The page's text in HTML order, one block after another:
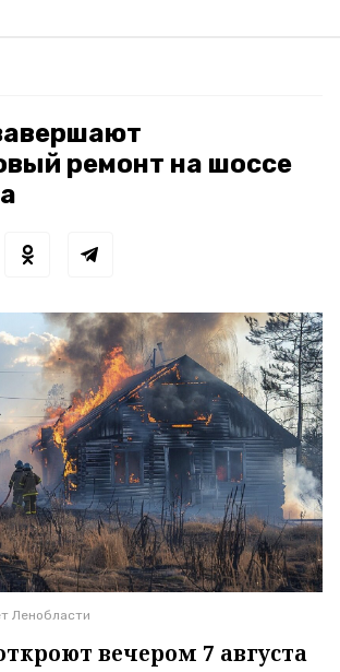
ремонт на шоссе
Ленобласти
вечером 7 августа